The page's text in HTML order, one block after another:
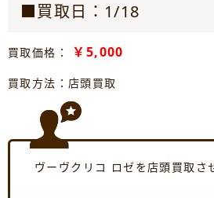
■買取日：1/18
買取価格： ￥5,000
買取方法：店頭買取
ヴーヴクリコ ロゼを店頭買取さ